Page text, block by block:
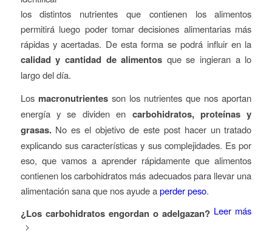
los distintos nutrientes que contienen los alimentos
permitirá luego poder tomar decisiones alimentarias más
rápidas y acertadas. De esta forma se podrá influir en la
calidad y cantidad de alimentos que se ingieran a lo
largo del día.
Los macronutrientesson los nutrientes que nos aportan
energía y se dividen en carbohidratos, proteínas y
grasas.No es el objetivo de este post hacer un tratado
explicando sus características y sus complejidades. Es por
eso, que vamos a aprender rápidamente que alimentos
contienen los carbohidratos más adecuados para llevar una
alimentación sana que nos ayude aperder peso.
¿Los carbohidratos engordan o adelgazan? Leer más